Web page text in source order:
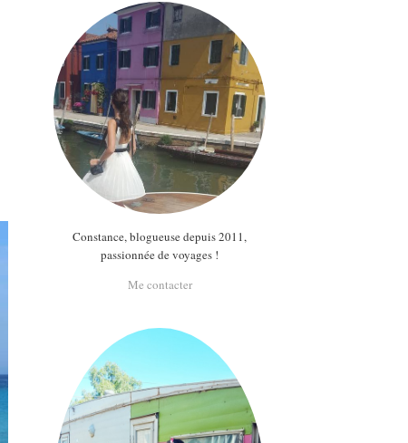
Constance, blogueuse depuis 2011,
passionnée de voyages !
Me contacter